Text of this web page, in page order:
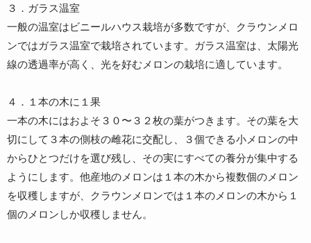
３．ガラス温室
一般の温室はビニールハウス栽培が多数ですが、クラウンメロ
ンではガラス温室で栽培されています。ガラス温室は、太陽光
線の透過率が高く、光を好むメロンの栽培に適しています。
４．１本の木に１果
一本の木にはおよそ３０〜３２枚の葉がつきます。その葉を大
切にして３本の側枝の雌花に交配し、３個できる小メロンの中
からひとつだけを選び残し、その実にすべての養分が集中する
ようにします。他産地のメロンは１本の木から複数個のメロン
を収穫しますが、クラウンメロンでは１本のメロンの木から１
個のメロンしか収穫しません。